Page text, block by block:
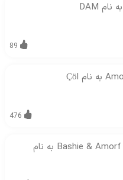
89
476
دانلود آهنگ بی کلام Bashie & Amorf به نام